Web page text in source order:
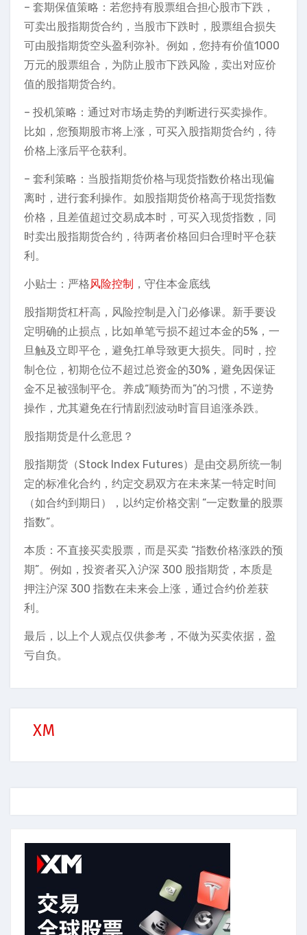
– 套期保值策略：若您持有股票组合担心股市下跌，
可卖出股指期货合约，当股市下跌时，股票组合损失
可由股指期货空头盈利弥补。例如，您持有价值1000
万元的股票组合，为防止股市下跌风险，卖出对应价
值的股指期货合约。
– 投机策略：通过对市场走势的判断进行买卖操作。
比如，您预期股市将上涨，可买入股指期货合约，待
价格上涨后平仓获利。
– 套利策略：当股指期货价格与现货指数价格出现偏
离时，进行套利操作。如股指期货价格高于现货指数
价格，且差值超过交易成本时，可买入现货指数，同
时卖出股指期货合约，待两者价格回归合理时平仓获
利。
小贴士：严格风险控制 ，守住本金底线
股指期货杠杆高，风险控制是入门必修课。新手要设
定明确的止损点，比如单笔亏损不超过本金的5%，一
旦触及立即平仓，避免扛单导致更大损失。同时，控
制仓位，初期仓位不超过总资金的30%，避免因保证
金不足被强制平仓。养成“顺势而为”的习惯，不逆势
操作，尤其避免在行情剧烈波动时盲目追涨杀跌。
股指期货是什么意思？
股指期货（Stock Index Futures）是由交易所统一制
定的标准化合约，约定交易双方在未来某一特定时间
（如合约到期日），以约定价格交割 “一定数量的股票
指数”。
本质：不直接买卖股票，而是买卖 “指数价格涨跌的预
期”。例如，投资者买入沪深 300 股指期货，本质是
押注沪深 300 指数在未来会上涨，通过合约价差获
利。
最后，以上个人观点仅供参考，不做为买卖依据，盈
亏自负。
XM